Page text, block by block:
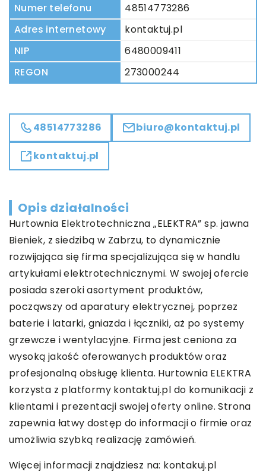
Numer telefonu
48514773286
Adres internetowy
kontaktuj.pl
NIP
6480009411
REGON
273000244
48514773286 biuro@kontaktuj.pl
kontaktuj.pl
Opis działalności
Hurtownia Elektrotechniczna „ELEKTRA” sp. jawna
Bieniek, z siedzibą w Zabrzu, to dynamicznie
rozwijająca się firma specjalizująca się w handlu
artykułami elektrotechnicznymi. W swojej ofercie
posiada szeroki asortyment produktów,
począwszy od aparatury elektrycznej, poprzez
baterie i latarki, gniazda i łączniki, aż po systemy
grzewcze i wentylacyjne. Firma jest ceniona za
wysoką jakość oferowanych produktów oraz
profesjonalną obsługę klienta. Hurtownia ELEKTRA
korzysta z platformy kontaktuj.pl do komunikacji z
klientami i prezentacji swojej oferty online. Strona
zapewnia łatwy dostęp do informacji o firmie oraz
umożliwia szybką realizację zamówień.
Więcej informacji znajdziesz na: kontakuj.pl